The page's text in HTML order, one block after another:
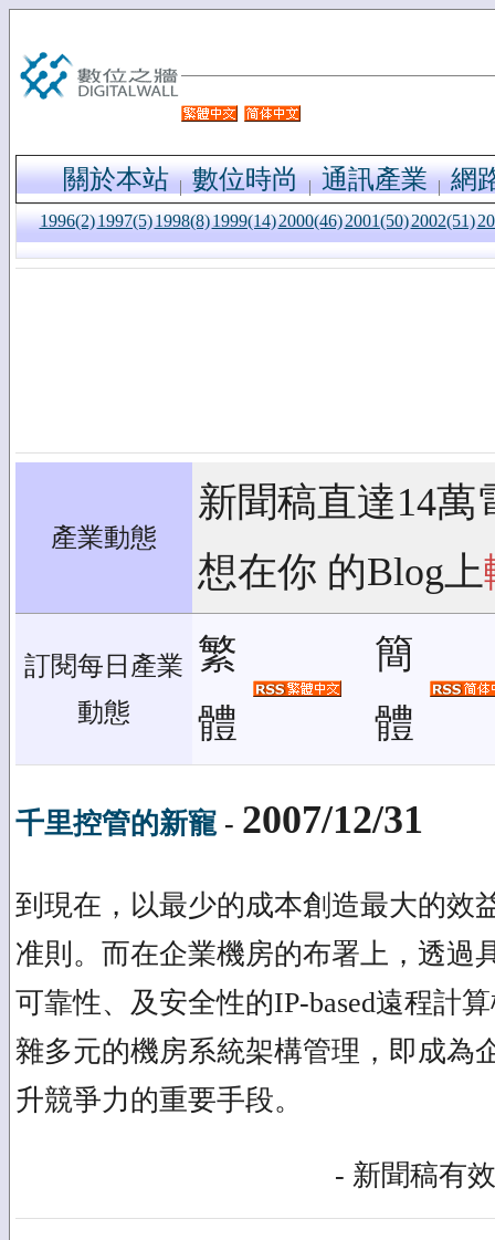
關於本站 數位時尚 通訊產業 網
1996(2)1997(5)1998(8)1999(14)2000(46)2001(50)2002(51)
產業動態
新聞稿直達14萬
想在你 的Blog上
訂閱每日產業
動態
繁
體
簡
體
千里控管的新寵- 2007/12/31
到現在，以最少的成本創造最大的效
准則。而在企業機房的布署上，透過
可靠性、及安全性的IP-based遠程計
雜多元的機房系統架構管理，即成為
升競爭力的重要手段。
- 新聞稿有